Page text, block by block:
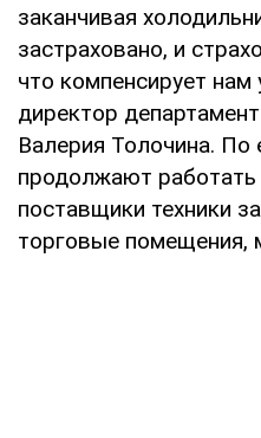
заканчивая
застраховано, и
что компенсирует нам
директор
Валерия Толочина. По
продолжают
поставщики техники
торговые помещения,